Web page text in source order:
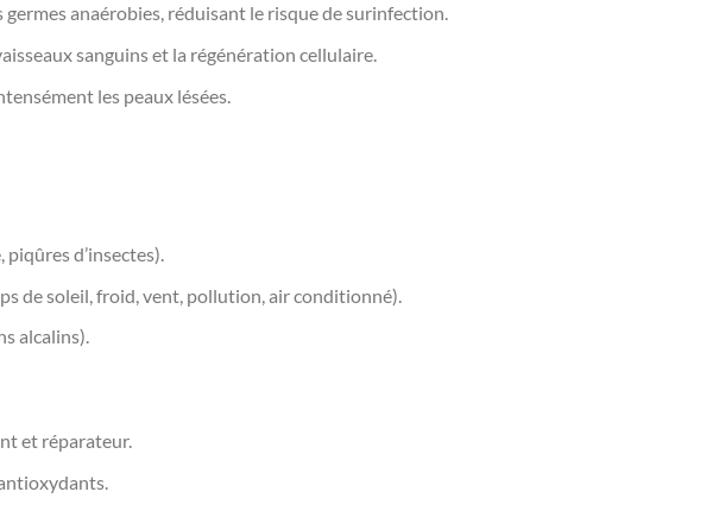
anaérobies, réduisant le risque de surinfection.
sanguins et la régénération cellulaire.
les peaux lésées.
d’insectes).
de soleil, froid, vent, pollution, air conditionné).
alcalins).
et réparateur.